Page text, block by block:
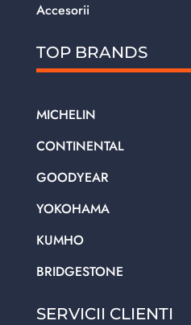
Accesorii
TOP BRANDS
MICHELIN
CONTINENTAL
GOODYEAR
YOKOHAMA
KUMHO
BRIDGESTONE
SERVICII CLIENTI